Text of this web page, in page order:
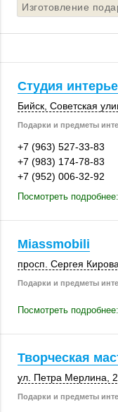
Изготовление
Студия
Бийск Советская
Подарки и предметы
+7 (963) 527-33-83
+7 (983) 174-78-83
+7 (952) 006-32-92
Посмотреть
Miassmobili
просп. Сергея
Подарки и предметы
Посмотреть
Творческая
ул. Петра Мерлина,
Подарки и предметы